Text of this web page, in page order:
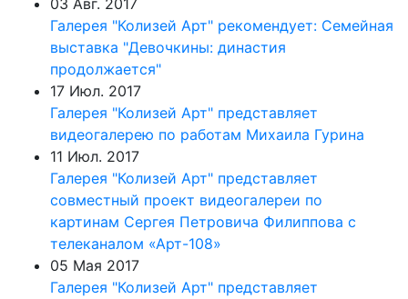
03 Авг. 2017
Галерея "Колизей Арт" рекомендует: Семейная
выставка "Девочкины: династия
продолжается"
17 Июл. 2017
Галерея "Колизей Арт" представляет
видеогалерею по работам Михаила Гурина
11 Июл. 2017
Галерея "Колизей Арт" представляет
совместный проект видеогалереи по
картинам Сергея Петровича Филиппова с
телеканалом «Арт-108»
05 Мая 2017
Галерея "Колизей Арт" представляет